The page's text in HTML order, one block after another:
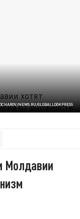
NEWS.RU/GLOBALLOOKPRESS
Молдавии